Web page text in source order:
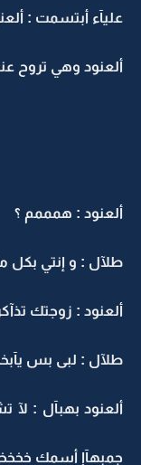
عليآء أبتسمت :
ألعنود وهي تروح
ألعنود : همممم ؟
طلآل : و إنتي بكل
ألعنود : زوجتك
طلآل : لبى بس
ألعنود بهبآل : لآ
جمبهآإ أسمك